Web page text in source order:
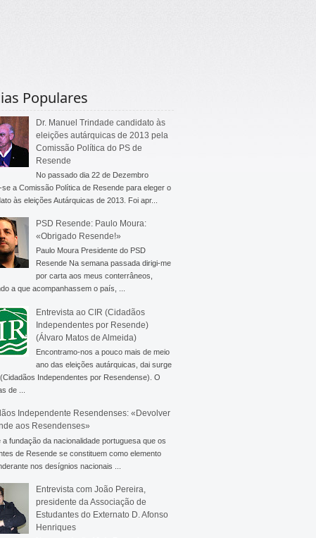
Populares
Dr. Manuel Trindade candidato às
eleições autárquicas de 2013 pela
Comissão Política do PS de
Resende
No passado dia 22 de Dezembro
se a Comissão Política de Resende para eleger o
às eleições Autárquicas de 2013. Foi apr...
PSD Resende: Paulo Moura:
«Obrigado Resende!»
Paulo Moura Presidente do PSD
Resende Na semana passada dirigi-me
por carta aos meus conterrâneos,
a que acompanhassem o país, ...
Entrevista ao CIR (Cidadãos
Independentes por Resende)
(Álvaro Matos de Almeida)
Encontramo-nos a pouco mais de meio
ano das eleições autárquicas, dai surge
Independentes por Resendense). O
de ...
Independente Resendenses: «Devolver
aos Resendenses»
a fundação da nacionalidade portuguesa que os
de Resende se constituem como elemento
nos desígnios nacionais ...
Entrevista com João Pereira,
presidente da Associação de
Estudantes do Externato D. Afonso
Henriques